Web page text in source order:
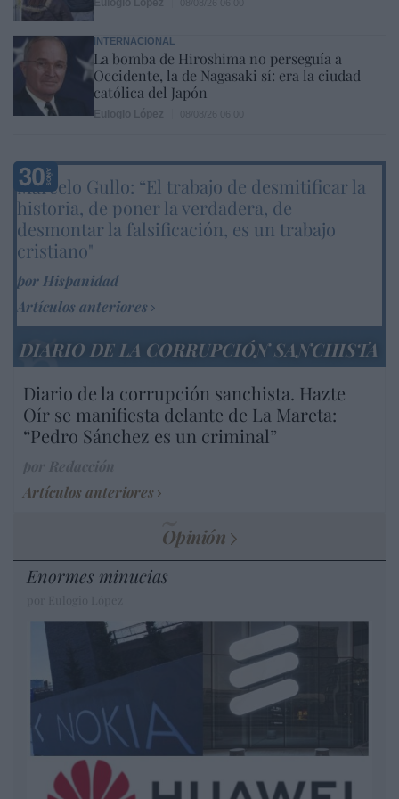
INTERNACIONAL
La bomba de Hiroshima no perseguía a
Occidente, la de Nagasaki sí: era la ciudad
católica del Japón
Marcelo Gullo: “El trabajo de desmitificar la
historia, de poner la verdadera, de
desmontar la falsificación, es un trabajo
cristiano"
por Hispanidad
Artículos anteriores
DIARIO DE LA CORRUPCIÓN SANCHISTA
Diario de la corrupción sanchista. Hazte
Oír se manifiesta delante de La Mareta:
“Pedro Sánchez es un criminal”
Artículos anteriores
Opinión
Enormes minucias